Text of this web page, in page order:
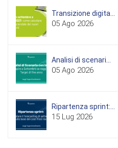
Transizione digita...
05 Ago 2026
Analisi di scenari...
05 Ago 2026
Ripartenza sprint:...
15 Lug 2026